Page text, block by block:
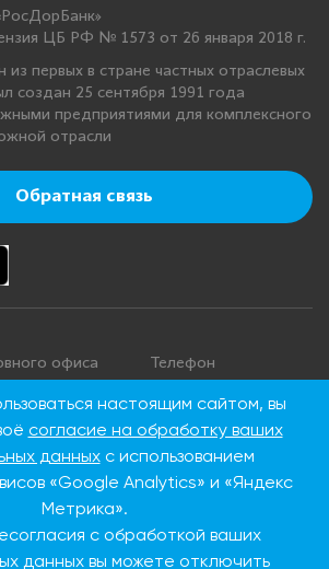
ЦБ РФ № 1573 от 26 января 2018 г.
первых в стране частных отраслевых
создан 25 сентября 1991 года
предприятиями для комплексного
отрасли
Обратная связь
офиса
с 9:00 до
выходные
Телефон
+7 495 276 00 22
8 800 100 00 22
России)
настоящим сайтом, вы
согласие на обработку ваших
данныхс использованием
«Google Analytics» и «Яндекс
Метрика».
с обработкой ваших
данных вы можете отключить